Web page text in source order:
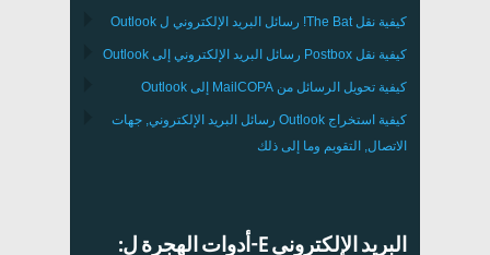
كيفية نقلThe Bat! رسائل البريد الإلكتروني ل Outlook
كيفية نقل Postbox رسائل البريد الإلكتروني إلى Outlook
كيفية تحويل الرسائل من MailCOPA إلى Outlook
كيفية استخراج Outlook رسائل البريد الإلكتروني, جهات
الاتصال, التقويم وما إلى ذلك
البريد الإلكتروني E-أدوات الهجرة ل: